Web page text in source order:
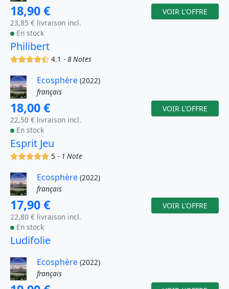
18,90 €
23,85 € livraison incl.
En stock
VOIR L'OFFRE
Philibert
(x)(x)(x)(x)(,)
4.1 - 8 Notes
Ecosphère (2022)
français
18,00 €
22,50 € livraison incl.
En stock
VOIR L'OFFRE
Esprit Jeu
(x)(x)(x)(x)(x)5 - 1 Note
Ecosphère (2022)
français
17,90 €
22,80 € livraison incl.
En stock
VOIR L'OFFRE
Ludifolie
Ecosphère (2022)
français